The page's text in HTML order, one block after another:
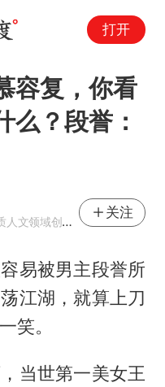
打开
容复，你看
么？段誉：
人文领域创作者
关注
易被男主段誉所
江湖，就算上刀
笑。
当世第一美女王